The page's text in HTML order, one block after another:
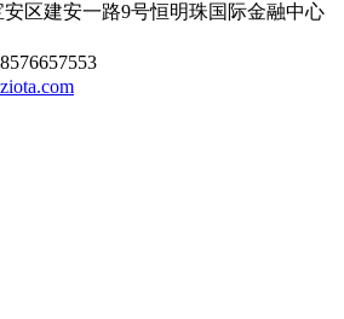
区建安一路9号恒明珠国际金融中心